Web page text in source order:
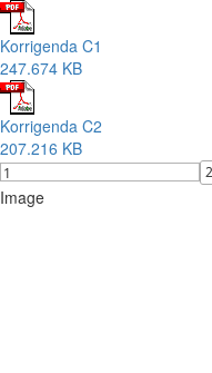
Korrigenda C1
247.674 KB
Korrigenda C2
207.216 KB
Image